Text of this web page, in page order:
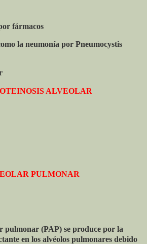
fármacos
la neumonía por Pneumocystis
ALVEOLAR
PULMONAR
pulmonar (PAP) se produce por la
en los alvéolos pulmonares debido